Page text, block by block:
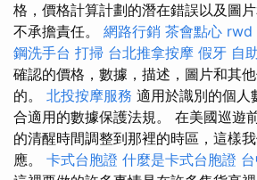
格，價格計算計劃的潛在錯誤以及圖
不承擔責任。 網路行銷 茶會點心 rwd
鋼洗手台 打掃 台北推拿按摩 假牙 自
確認的價格，數據，描述，圖片和其
的。 北投按摩服務 適用於識別的個人
合適用的數據保護法規。 在美國巡遊
的清醒時間調整到那裡的時區，這樣
應。 卡式台胞證 什麼是卡式台胞證